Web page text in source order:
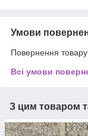
Умови
Повернення
Всі умови
З цим товаром